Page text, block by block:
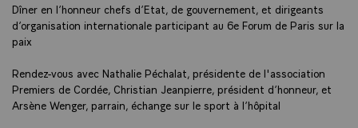
Dîner en l’honneur chefs d’Etat, de gouvernement, et dirigeants
d’organisation internationale participant au 6e Forum de Paris sur la
paix
Rendez-vous avec Nathalie Péchalat, présidente de l'association
Premiers de Cordée, Christian Jeanpierre, président d’honneur, et
Arsène Wenger, parrain, échange sur le sport à l’hôpital